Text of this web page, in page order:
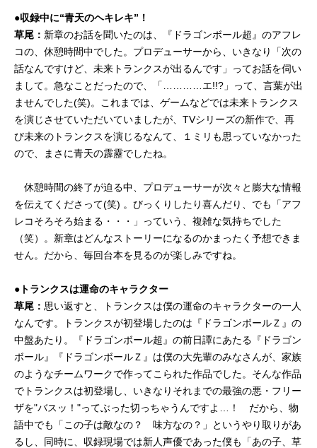
●収録中に“青天のヘキレキ”！
草尾： 新章のお話を聞いたのは、『ドラゴンボール超』のアフレ
コの、休憩時間中でした。プロデューサーから、いきなり「次の
話なんですけど、未来トランクスが出るんです」ってお話を伺い
まして。急なことだったので、「…………エ!!?」って、言葉が出
ませんでした(笑)。これまでは、ゲームなどでは未来トランクス
を演じさせていただいていましたが、TVシリーズの新作で、再
び未来のトランクスを演じるなんて、１ミリも思っていなかった
ので、まさに青天の霹靂でしたね。
休憩時間の終了が迫る中、プロデューサーが次々と膨大な情報
を伝えてくださって(笑) 。びっくりしたり喜んだり、でも「アフ
レコそろそろ始まる・・・」っていう、複雑な気持ちでした
（笑）。新章はどんなストーリーになるのかまったく予想できま
せん。だから、毎回台本を見るのが楽しみですね。
●トランクスは運命のキャラクター
草尾： 思い返すと、トランクスは僕の運命のキャラクターの一人
なんです。トランクスが初登場したのは『ドラゴンボールＺ』の
中盤あたり。『ドラゴンボール超』の前日譚にあたる『ドラゴン
ボール』『ドラゴンボールＺ』は僕の大先輩のみなさんが、家族
のようなチームワークで作ってこられた作品でした。そんな作品
でトランクスは初登場し、いきなりそれまでの最強の悪・フリー
ザを"バスッ！"ってぶった切っちゃうんですよ…！ だから、物
語中でも「この子は敵なの？ 味方なの？」というやり取りがあ
るし、同時に、収録現場では新人声優であった僕も「あの子、草